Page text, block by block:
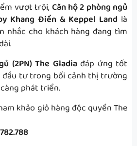
vượt trội,Căn hộ 2 phòng ngủ
Khang Điền & Keppel Land là
nhắc cho khách hàng đang tìm
(2PN) The Gladiađáp ứng tốt
đầu tư trong bối cảnh thị trường
phát triển.
khảo giỏ hàng độc quyền The